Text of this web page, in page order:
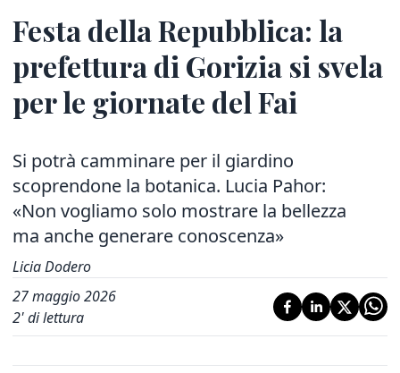
Festa della Repubblica: la
prefettura di Gorizia si svela
per le giornate del Fai
Si potrà camminare per il giardino
scoprendone la botanica. Lucia Pahor:
«Non vogliamo solo mostrare la bellezza
ma anche generare conoscenza»
Licia Dodero
27 maggio 2026
2' di lettura